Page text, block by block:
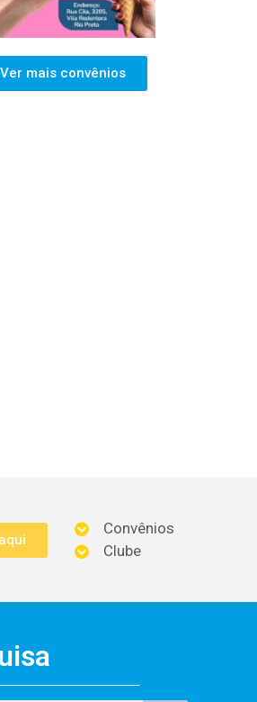
Ver mais convênios
Convênios
Clube